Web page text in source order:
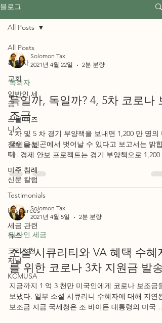
블로그
All Posts
목회자
교회
일반인 세
금
스몰 비즈
니스
정보 나눔
터
미주 침례
신문 칼럼
Testimonials
Resources
세금 관련
뉴스
크리스천
저널
KCMUSA
All Posts
Solomon Tax
2021년 4월 22일
2분 분량
목회자
득일까, 독일까? 4, 5차 코로나 보
조금
4 차 및 5 차 경기 부양책을 보내면 1,200 만 명의
국인을 빈곤에서 벗어날 수 있다고 보고서는 밝힙
다. 경제 안보 프로젝트는 경기 부양책으로 1,200
명의 미국인을 빈곤에서 벗어날 수 있다고 말했다.
보고서는 더 많은 부양책이...
Solomon Tax
2021년 4월 5일
2분 분량
일반인 세금
소셜 시큐리티와 VA 혜택 수혜자
를 위한 코로나 3차 지원금 발송
지금까지 1 억 3 천만 미국인에게 코로나 보조금을
보냈다. 일부 소셜 시큐리니 수혜자에 대해 지연된
보조금 지급 국세청은 조 바이든 대통령의 미국 구